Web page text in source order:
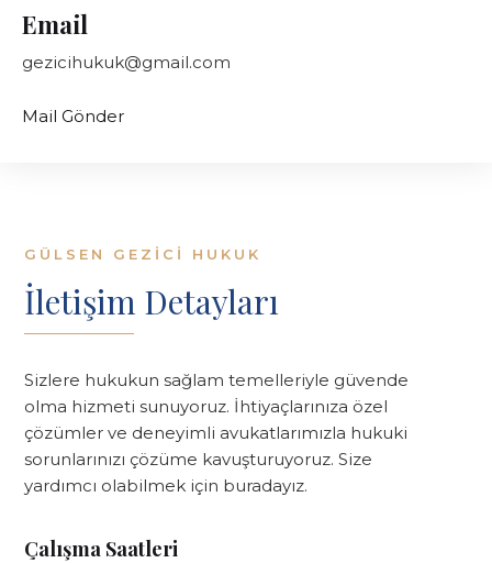
Email
gezicihukuk@gmail.com
Mail Gönder
GÜLSEN GEZICI HUKUK
İletişim Detayları
Sizlere hukukun sağlam temelleriyle güvende
olma hizmeti sunuyoruz. İhtiyaçlarınıza özel
çözümler ve deneyimli avukatlarımızla hukuki
sorunlarınızı çözüme kavuşturuyoruz. Size
yardımcı olabilmek için buradayız.
Çalışma Saatleri